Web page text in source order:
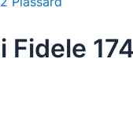
Fidele